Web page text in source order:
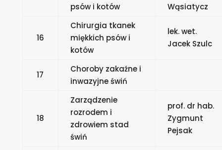
psów i kotów
Wąsiatycz
16
Chirurgia tkanek
miękkich psów i
kotów
lek. wet.
Jacek Szulc
17
Choroby zakaźne i
inwazyjne świń
18
Zarządzenie
rozrodem i
zdrowiem stad
świń
prof. dr hab.
Zygmunt
Pejsak